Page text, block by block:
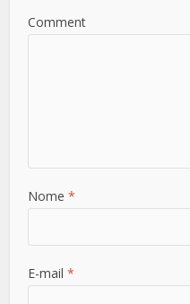
Comment
Nome*
E-mail*